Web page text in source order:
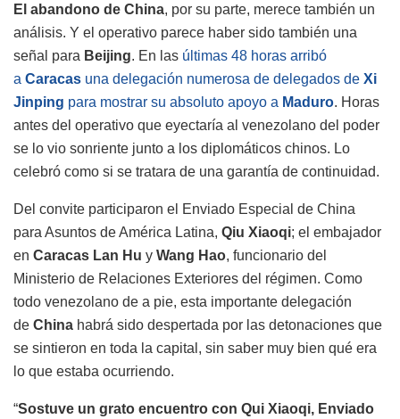
El abandono de China, por su parte, merece también un
análisis. Y el operativo parece haber sido también una
señal para Beijing. En las últimas 48 horas arribó
a Caracas una delegación numerosa de delegados de Xi
Jinping para mostrar su absoluto apoyo a Maduro. Horas
antes del operativo que eyectaría al venezolano del poder
se lo vio sonriente junto a los diplomáticos chinos. Lo
celebró como si se tratara de una garantía de continuidad.
Del convite participaron el Enviado Especial de China
para Asuntos de América Latina, Qiu Xiaoqi; el embajador
en Caracas Lan Hu y Wang Hao, funcionario del
Ministerio de Relaciones Exteriores del régimen. Como
todo venezolano de a pie, esta importante delegación
de China habrá sido despertada por las detonaciones que
se sintieron en toda la capital, sin saber muy bien qué era
lo que estaba ocurriendo.
“Sostuve un grato encuentro con Qui Xiaoqi, Enviado